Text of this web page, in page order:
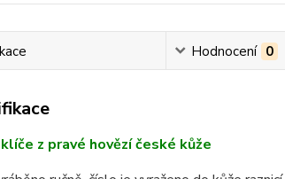
Hodnocení 0
z pravé hovězí české kůže